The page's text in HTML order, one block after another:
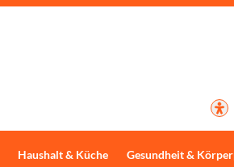
Haushalt & Küche Gesundheit &